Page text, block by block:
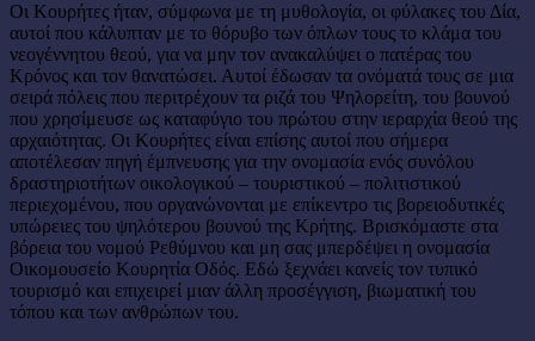
Οι Κουρήτες ήταν, σύμφωνα με τη μυθολογία, οι φύλακες του Δία,
αυτοί που κάλυπταν με το θόρυβο των όπλων τους το κλάμα του
νεογέννητου θεού, για να μην τον ανακαλύψει ο πατέρας του
Κρόνος και τον θανατώσει. Αυτοί έδωσαν τα ονόματά τους σε μια
σειρά πόλεις που περιτρέχουν τα ριζά του Ψηλορείτη, του βουνού
που χρησίμευσε ως καταφύγιο του πρώτου στην ιεραρχία θεού της
αρχαιότητας. Οι Κουρήτες είναι επίσης αυτοί που σήμερα
αποτέλεσαν πηγή έμπνευσης για την ονομασία ενός συνόλου
δραστηριοτήτων οικολογικού – τουριστικού – πολιτιστικού
περιεχομένου, που οργανώνονται με επίκεντρο τις βορειοδυτικές
υπώρειες του ψηλότερου βουνού της Κρήτης. Βρισκόμαστε στα
βόρεια του νομού Ρεθύμνου και μη σας μπερδέψει η ονομασία
Οικομουσείο Κουρητία Οδός. Εδώ ξεχνάει κανείς τον τυπικό
τουρισμό και επιχειρεί μιαν άλλη προσέγγιση, βιωματική του
τόπου και των ανθρώπων του.